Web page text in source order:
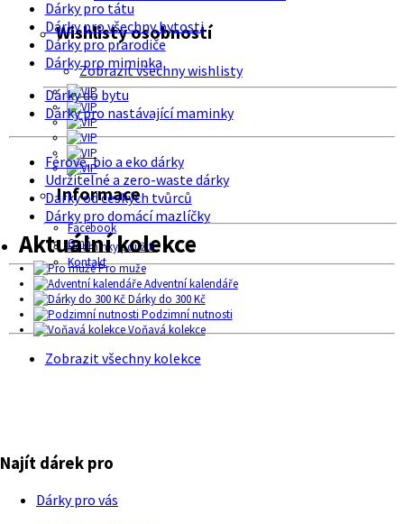
Wishlisty osobností
Zobrazit všechny wishlisty
Informace
Facebook
O nás
Podmínky použití
Kontakt
Dárky pro tátu
Dárky pro všechny bytosti
Dárky pro prarodiče
Dárky pro miminka
Dárky do bytu
Dárky pro nastávající maminky
Férové, bio a eko dárky
Udržitelné a zero-waste dárky
Dárky od českých tvůrců
Dárky pro domácí mazlíčky
Aktuální kolekce
Pro muže
Adventní kalendáře
Dárky do 300 Kč
Podzimní nutnosti
Voňavá kolekce
Zobrazit všechny kolekce
Najít dárek pro
Dárky pro vás